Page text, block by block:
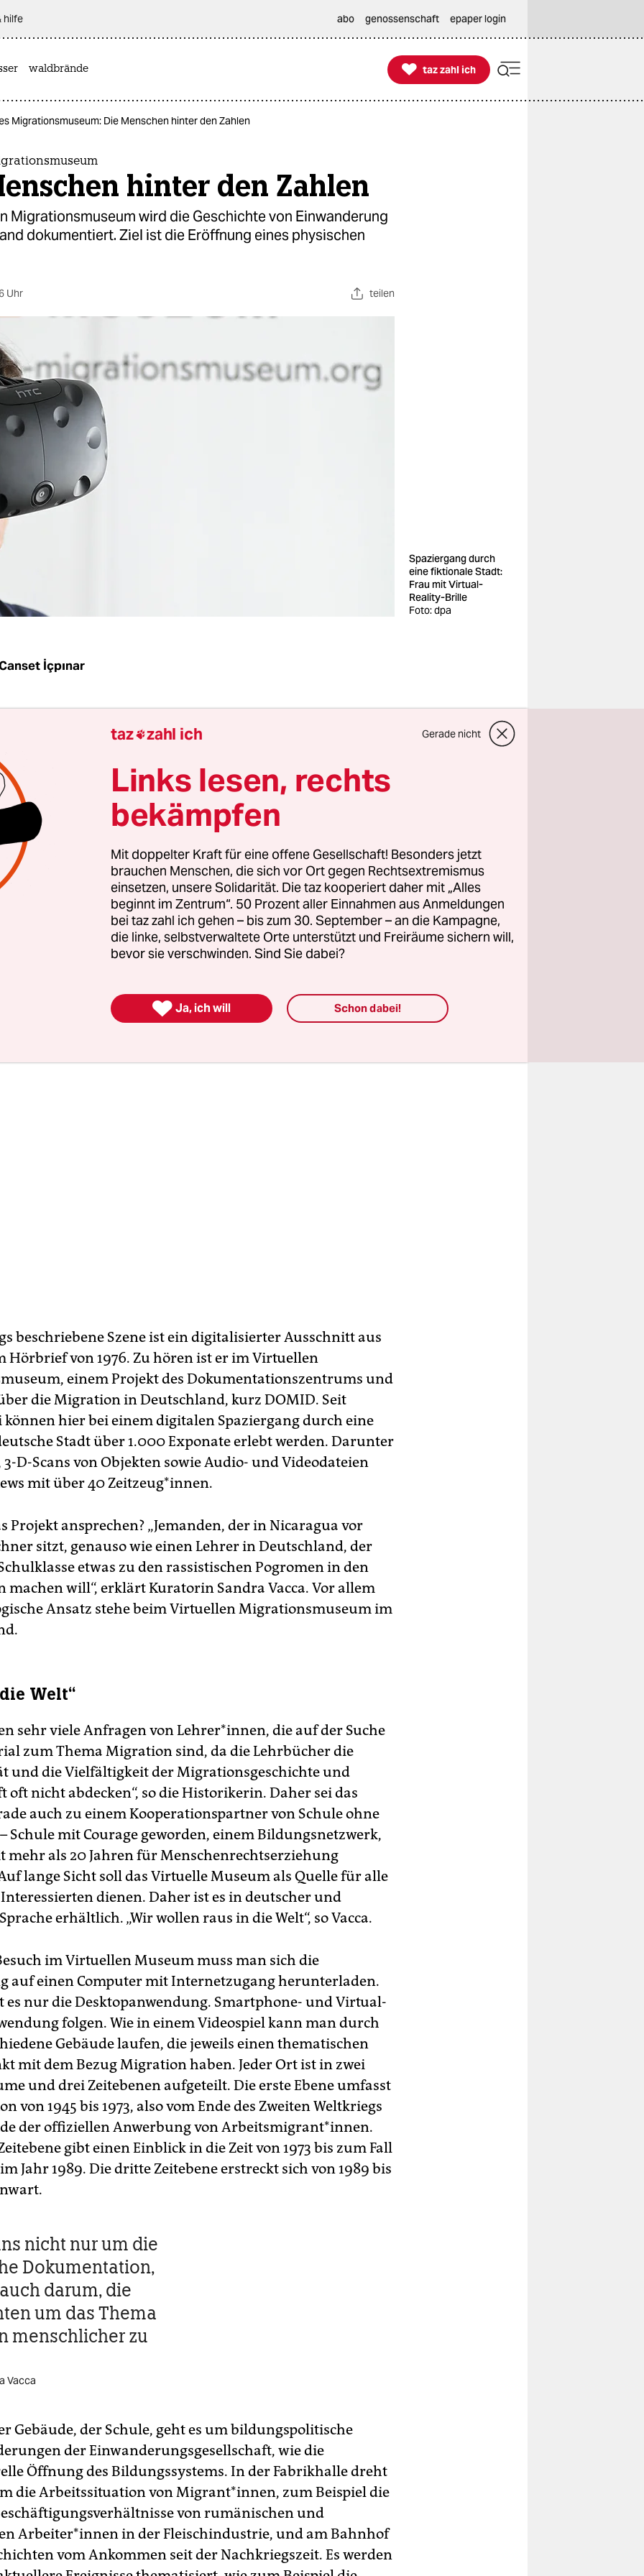
hilfe abo genossenschaft epaper login
waldbrände 
taz zahl ich
taz zahl ich
Migrationsmuseum: Die Menschen hinter den Zahlen
hinter den Zahlen
Migrationsmuseum wird die Geschichte von Einwanderung
dokumentiert. Ziel ist die Eröffnung eines physischen
Uhr teilen
Spaziergang durch
eine fiktionale Stadt:
Frau mit Virtual-
Reality-Brille
Foto: dpa
İçpınar
Mädchen singt ein Kinderlied. Ihr Großvater lobt sie
sagt, dass ihre Eltern das bald hören und sich sehr
werden. Sie sprechen türkisch miteinander, das
fröhlich und fährt fort: „Wenn sie meine Stimme hören
kann auch ich ihre hören.“ Doch ihr Großvater erklärt,
ginge, da ihre Mutter und Vater weit weg in Deutschland
könne doch nicht so schnell hin und zurück
Woraufhin das Mädchen enttäuscht fragt: „Nicht
von Mama?“
vor WhatsApp haben sich Menschen Sprachnachrichten
und ihre Angehörigen haben neben
füreinander aufgenommen. Es sind Stücke der
nach geliebten Menschen, die man nur alle paar Jahre im
beschriebene Szene ist ein digitalisierter Ausschnitt aus
Hörbrief von 1976. Zu hören ist er im Virtuellen
einem Projekt des Dokumentationszentrums und
die Migration in Deutschland, kurz DOMID. Seit
können hier bei einem digitalen Spaziergang durch eine
Stadt über 1.000 Exponate erlebt werden. Darunter
3-D-Scans von Objekten sowie Audio- und Videodateien
mit über 40 Zeitzeug*innen.
Projekt ansprechen? „Jemanden, der in Nicaragua vor
sitzt, genauso wie einen Lehrer in Deutschland, der
etwas zu den rassistischen Pogromen in den
machen will“, erklärt Kuratorin Sandra Vacca. Vor allem
Ansatz stehe beim Virtuellen Migrationsmuseum im
Welt“
sehr viele Anfragen von Lehrer*innen, die auf der Suche
zum Thema Migration sind, da die Lehrbücher die
und die Vielfältigkeit der Migrationsgeschichte und
oft nicht abdecken“, so die Historikerin. Daher sei das
auch zu einem Kooperationspartner von Schule ohne
Schule mit Courage geworden, einem Bildungsnetzwerk,
mehr als 20 Jahren für Menschenrechtserziehung
lange Sicht soll das Virtuelle Museum als Quelle für alle
dienen. Daher ist es in deutscher und
erhältlich. „Wir wollen raus in die Welt“, so Vacca.
im Virtuellen Museum muss man sich die
auf einen Computer mit Internetzugang herunterladen.
es nur die Desktopanwendung. Smartphone- und Virtual-
folgen. Wie in einem Videospiel kann man durch
Gebäude laufen, die jeweils einen thematischen
mit dem Bezug Migration haben. Jeder Ort ist in zwei
und drei Zeitebenen aufgeteilt. Die erste Ebene umfasst
von 1945 bis 1973, also vom Ende des Zweiten Weltkriegs
der offiziellen Anwerbung von Arbeitsmigrant*innen.
gibt einen Einblick in die Zeit von 1973 bis zum Fall
Jahr 1989. Die dritte Zeitebene erstreckt sich von 1989 bis
nicht nur um die
Dokumentation,
darum, die
um das Thema
menschlicher zu
Vacca
Gebäude, der Schule, geht es um bildungspolitische
der Einwanderungsgesellschaft, wie die
Öffnung des Bildungssystems. In der Fabrikhalle dreht
die Arbeitssituation von Migrant*innen, zum Beispiel die
von rumänischen und
Arbeiter*innen in der Fleischindustrie, und am Bahnhof
vom Ankommen seit der Nachkriegszeit. Es werden
taz zahl ich Gerade nicht
Links lesen, rechts
bekämpfen
Mit doppelter Kraft für eine offene Gesellschaft! Besonders jetzt
brauchen Menschen, die sich vor Ort gegen Rechtsextremismus
einsetzen, unsere Solidarität. Die taz kooperiert daher mit „Alles
beginnt im Zentrum“. 50 Prozent aller Einnahmen aus Anmeldungen
bei taz zahl ich gehen – bis zum 30. September – an die Kampagne,
die linke, selbstverwaltete Orte unterstützt und Freiräume sichern will,
bevor sie verschwinden. Sind Sie dabei?
 Ja, ich will Schon dabei!